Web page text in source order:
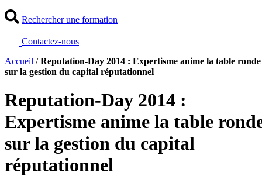
Rechercher une formation
Contactez-nous
Accueil /Reputation-Day 2014 : Expertisme anime la table ronde
sur la gestion du capital réputationnel
Reputation-Day 2014 :
Expertisme anime la table
sur la gestion du capital
réputationnel